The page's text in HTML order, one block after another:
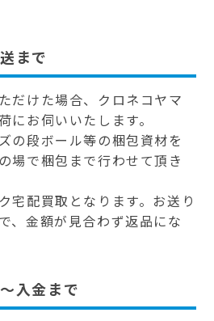
まで
だけた場合、クロネコヤマ
にお伺いいたします。
の段ボール等の梱包資材を
場で梱包まで行わせて頂き
宅配買取となります。お送り
、金額が見合わず返品にな
入金まで